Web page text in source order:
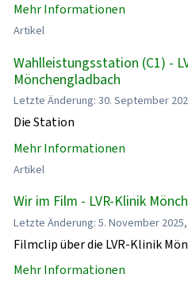
Mehr Informationen
Artikel
Wahlleistungsstation (C1) -
Mönchengladbach
Letzte Änderung: 30. September
Die Station
Mehr Informationen
Artikel
Wir im Film - LVR-Klinik
Letzte Änderung: 5. November
Filmclip über die LVR-Klinik
Mehr Informationen